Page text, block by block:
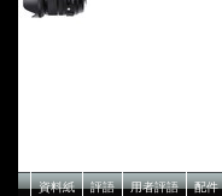
資料紙 評語 用者評語 配件